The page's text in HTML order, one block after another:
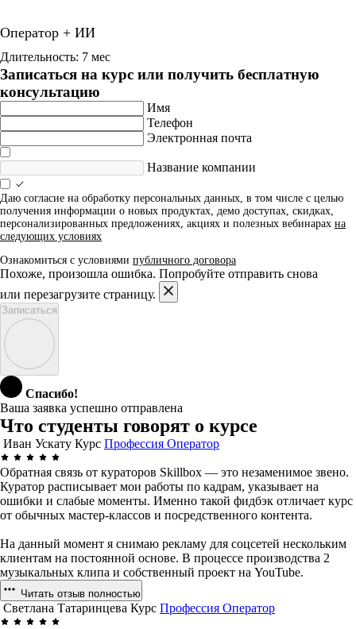
Оператор + ИИ
Длительность: 7 мес
Записаться на курс или получить бесплатную
консультацию
Имя
Телефон
Электронная почта
Название компании
Даю согласие на обработку персональных данных, в том числе с целью
получения информации о новых продуктах, демо доступах, скидках,
персонализированных предложениях, акциях и полезных вебинарах на
следующих условиях
Ознакомиться с условиями публичного договора
Похоже, произошла ошибка. Попробуйте отправить снова
или перезагрузите страницу.
Записаться
Спасибо!
Ваша заявка успешно отправлена
Что студенты говорят о курсе
Иван Ускату Курс Профессия Оператор
Обратная связь от кураторов Skillbox — это незаменимое звено.
Куратор расписывает мои работы по кадрам, указывает на
ошибки и слабые моменты. Именно такой фидбэк отличает курс
от обычных мастер-классов и посредственного контента.
На данный момент я снимаю рекламу для соцсетей нескольким
клиентам на постоянной основе. В процессе производства 2
музыкальных клипа и собственный проект на YouTube.
Читать отзыв полностью
Светлана Татаринцева Курс Профессия Оператор